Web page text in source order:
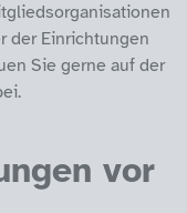
der Einrichtungen
Sie gerne auf der
vor